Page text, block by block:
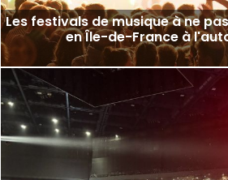
Les festivals de musique à ne
en Île-de-France à